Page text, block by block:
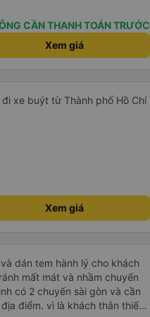
CẦN THANH TOÁN TRƯỚC
Xem giá
xe buýt từ Thành phố Hồ Chí
Xem giá
mất mát và nhầm chuyến
có 2 chuyến sài gòn và cần
thân thiết